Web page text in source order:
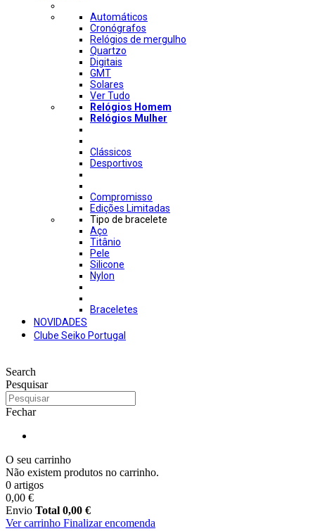
Automáticos
Cronógrafos
Relógios de mergulho
Quartzo
Digitais
GMT
Solares
Ver Tudo
Relógios Homem
Relógios Mulher
Clássicos
Desportivos
Compromisso
Edições Limitadas
Tipo de bracelete
Aço
Titânio
Pele
Silicone
Nylon
Braceletes
NOVIDADES
Clube Seiko Portugal
Search
Pesquisar
Fechar
O seu carrinho
Não existem produtos no carrinho.
0 artigos
0,00 €
Envio Total 0,00 €
Ver carrinho Finalizar encomenda